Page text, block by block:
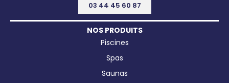
03 44 45 60 87
NOS PRODUITS
Piscines
Spas
Saunas